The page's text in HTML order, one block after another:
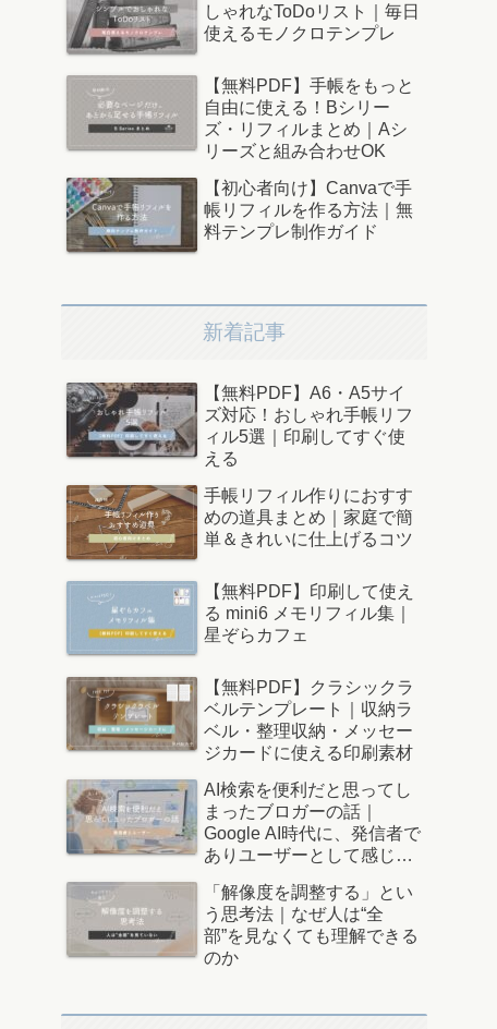
しゃれなToDoリスト｜毎日
使えるモノクロテンプレ
【無料PDF】手帳をもっと
自由に使える！Bシリー
ズ・リフィルまとめ｜Aシ
リーズと組み合わせOK
【初心者向け】Canvaで手
帳リフィルを作る方法｜無
料テンプレ制作ガイド
新着記事
【無料PDF】A6・A5サイ
ズ対応！おしゃれ手帳リフ
ィル5選｜印刷してすぐ使
える
手帳リフィル作りにおすす
めの道具まとめ｜家庭で簡
単＆きれいに仕上げるコツ
【無料PDF】印刷して使え
る mini6 メモリフィル集｜
星ぞらカフェ
【無料PDF】クラシックラ
ベルテンプレート｜収納ラ
ベル・整理収納・メッセー
ジカードに使える印刷素材
AI検索を便利だと思ってし
まったブロガーの話｜
Google AI時代に、発信者で
ありユーザーとして感じた
「解像度を調整する」とい
う思考法｜なぜ人は“全
部”を見なくても理解できる
のか